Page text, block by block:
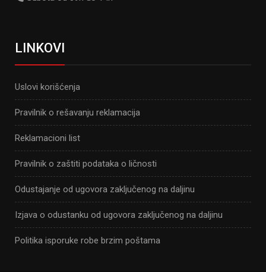
LINKOVI
Uslovi korišćenja
Pravilnik o rešavanju reklamacija
Reklamacioni list
Pravilnik o zaštiti podataka o ličnosti
Odustajanje od ugovora zaključenog na daljinu
Izjava o odustanku od ugovora zaključenog na daljinu
Politika isporuke robe brzim poštama